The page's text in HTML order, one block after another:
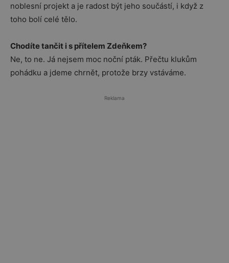
noblesní projekt a je radost být jeho součástí, i když z
toho bolí celé tělo.
Chodíte tančit i s přítelem Zdeňkem?
Ne, to ne. Já nejsem moc noční pták. Přečtu klukům
pohádku a jdeme chrnět, protože brzy vstáváme.
Reklama